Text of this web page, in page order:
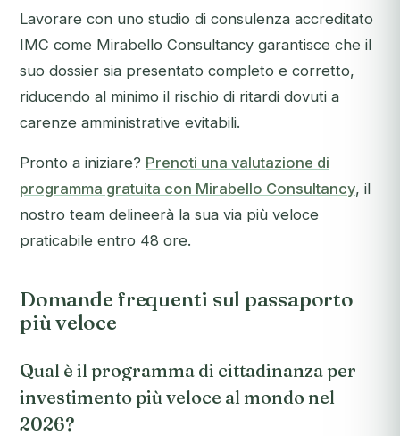
Lavorare con uno studio di consulenza accreditato
IMC come Mirabello Consultancy garantisce che il
suo dossier sia presentato completo e corretto,
riducendo al minimo il rischio di ritardi dovuti a
carenze amministrative evitabili.
Pronto a iniziare? Prenoti una valutazione di
programma gratuita con Mirabello Consultancy, il
nostro team delineerà la sua via più veloce
praticabile entro 48 ore.
Domande frequenti sul passaporto
più veloce
Qual è il programma di cittadinanza per
investimento più veloce al mondo nel
2026?